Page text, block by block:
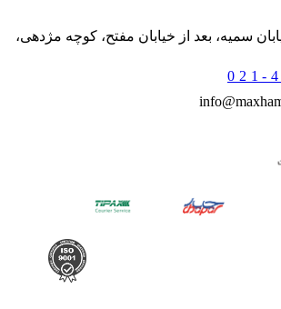
سمیه، بعد از خیابان مفتح، کوچه مژدهی،